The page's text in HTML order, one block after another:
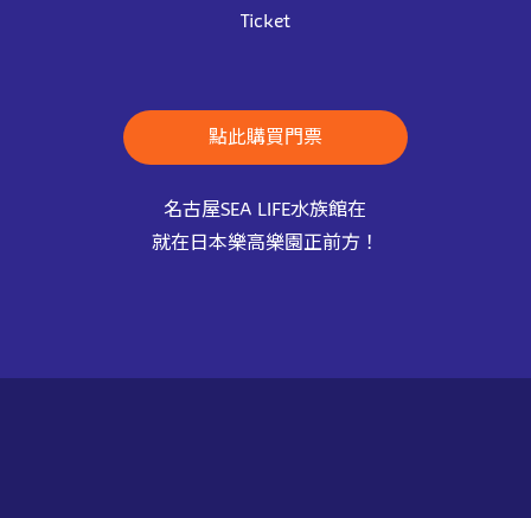
Ticket
點此購買門票
名古屋SEA LIFE水族館在
就在日本樂高樂園正前方！